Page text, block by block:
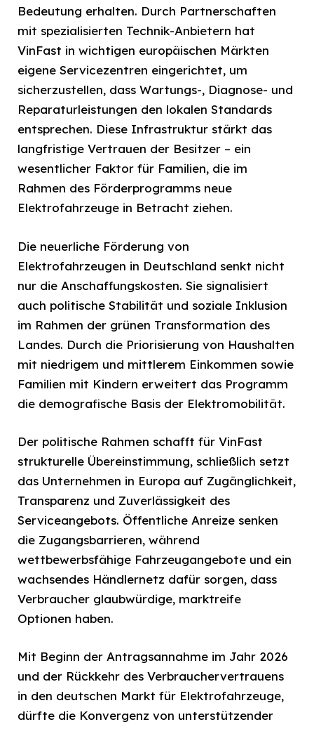
Bedeutung erhalten. Durch Partnerschaften
mit spezialisierten Technik-Anbietern hat
VinFast in wichtigen europäischen Märkten
eigene Servicezentren eingerichtet, um
sicherzustellen, dass Wartungs-, Diagnose- und
Reparaturleistungen den lokalen Standards
entsprechen. Diese Infrastruktur stärkt das
langfristige Vertrauen der Besitzer – ein
wesentlicher Faktor für Familien, die im
Rahmen des Förderprogramms neue
Elektrofahrzeuge in Betracht ziehen.
Die neuerliche Förderung von
Elektrofahrzeugen in Deutschland senkt nicht
nur die Anschaffungskosten. Sie signalisiert
auch politische Stabilität und soziale Inklusion
im Rahmen der grünen Transformation des
Landes. Durch die Priorisierung von Haushalten
mit niedrigem und mittlerem Einkommen sowie
Familien mit Kindern erweitert das Programm
die demografische Basis der Elektromobilität.
Der politische Rahmen schafft für VinFast
strukturelle Übereinstimmung, schließlich setzt
das Unternehmen in Europa auf Zugänglichkeit,
Transparenz und Zuverlässigkeit des
Serviceangebots. Öffentliche Anreize senken
die Zugangsbarrieren, während
wettbewerbsfähige Fahrzeugangebote und ein
wachsendes Händlernetz dafür sorgen, dass
Verbraucher glaubwürdige, marktreife
Optionen haben.
Mit Beginn der Antragsannahme im Jahr 2026
und der Rückkehr des Verbrauchervertrauens
in den deutschen Markt für Elektrofahrzeuge,
dürfte die Konvergenz von unterstützender